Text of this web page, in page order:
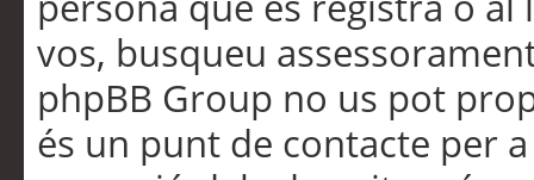
vos, busqueu
phpBB Group no us pot
és un punt de contacte per